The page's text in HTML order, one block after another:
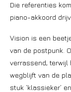
Die referenties
piano-akkoord
Vision is een
van de postpunk.
verrassend, terwijl
wegblijft van de
stuk ‘klassieker’